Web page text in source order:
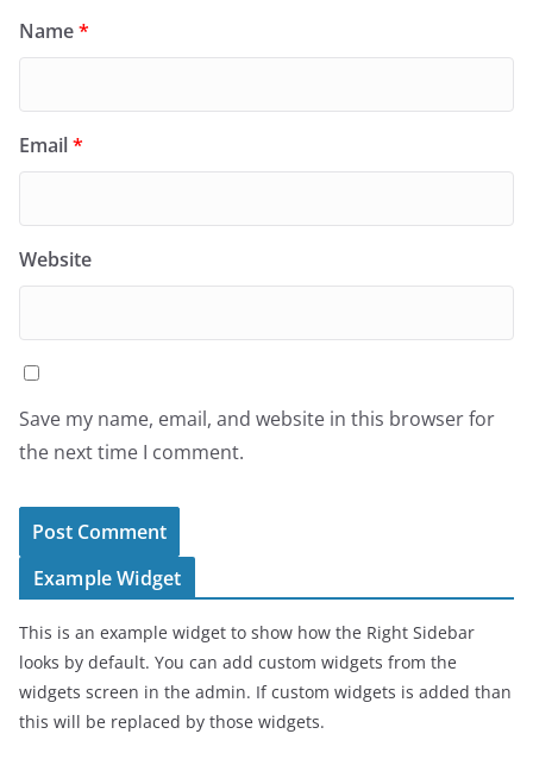
Name*
Email*
Website
Save my name, email, and website in this browser for
the next time I comment.
Example Widget
This is an example widget to show how the Right Sidebar
looks by default. You can add custom widgets from the
widgets screen in the admin. If custom widgets is added than
this will be replaced by those widgets.